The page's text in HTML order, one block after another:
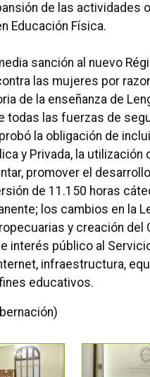
de las actividades
Educación Física.
sanción al nuevo
las mujeres por
de la enseñanza de
todas las fuerzas de
la obligación de
y Privada, la
promover el
de 11.150 horas
los cambios en la
y creación
interés público al
infraestructura,
educativos.